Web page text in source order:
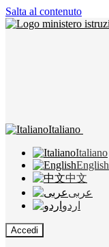
Salta al contenuto
Italiano
Italiano
English
中文
عربى
اردو
Accedi